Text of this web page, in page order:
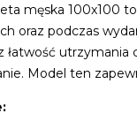
męska 100x100
oraz podczas
Model ten